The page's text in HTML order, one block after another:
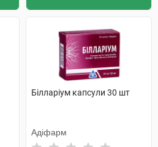
Білларіум капсули 30 шт
Адіфарм